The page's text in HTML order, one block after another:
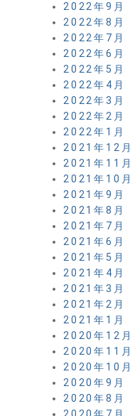
2022年9月
2022年8月
2022年7月
2022年6月
2022年5月
2022年4月
2022年3月
2022年2月
2022年1月
2021年12月
2021年11月
2021年10月
2021年9月
2021年8月
2021年7月
2021年6月
2021年5月
2021年4月
2021年3月
2021年2月
2021年1月
2020年12月
2020年11月
2020年10月
2020年9月
2020年8月